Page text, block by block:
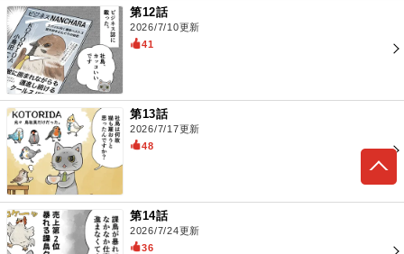
第12話
2026/7/10更新
41
第13話
2026/7/17更新
48
第14話
2026/7/24更新
36